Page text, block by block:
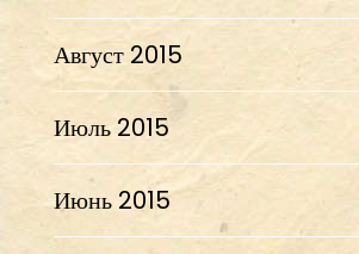
Август 2015
Июль 2015
Июнь 2015